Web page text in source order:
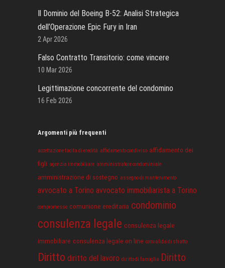
Il Dominio del Boeing B-52: Analisi Strategica
dell’Operazione Epic Fury in Iran
2 Apr 2026
Falso Contratto Transitorio: come vincere
10 Mar 2026
Legittimazione concorrente del condomino
16 Feb 2026
Argomenti più frequenti
accettazione tacita di eredità affidamento condiviso affidamento dei
figli agenzia immobiliare amministratore condominiale
amministrazione di sostegno assegno di mantenimento
avvocato a Torino avvocato immobiliarista a Torino
compromesso comunione ereditaria condominio
consulenza legale consulenza legale
immobiliare consulenza legale on line convalida di sfratto
Diritto diritto del lavoro diritto di famiglia Diritto